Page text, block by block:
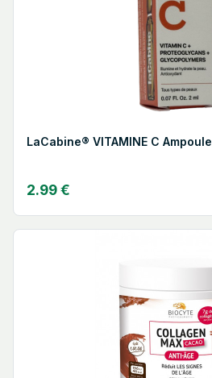
LaCabine® VITAMINE C Ampoule
2.99 €